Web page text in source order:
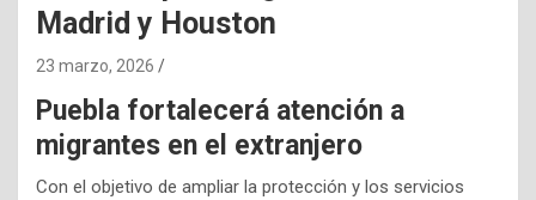
Madrid y Houston
23 marzo, 2026
Puebla fortalecerá atención a
migrantes en el extranjero
Con el objetivo de ampliar la protección y los servicios